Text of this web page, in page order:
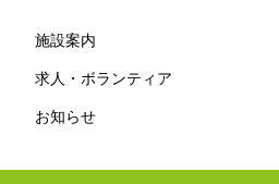
施設案内
求人・ボランティア
お知らせ